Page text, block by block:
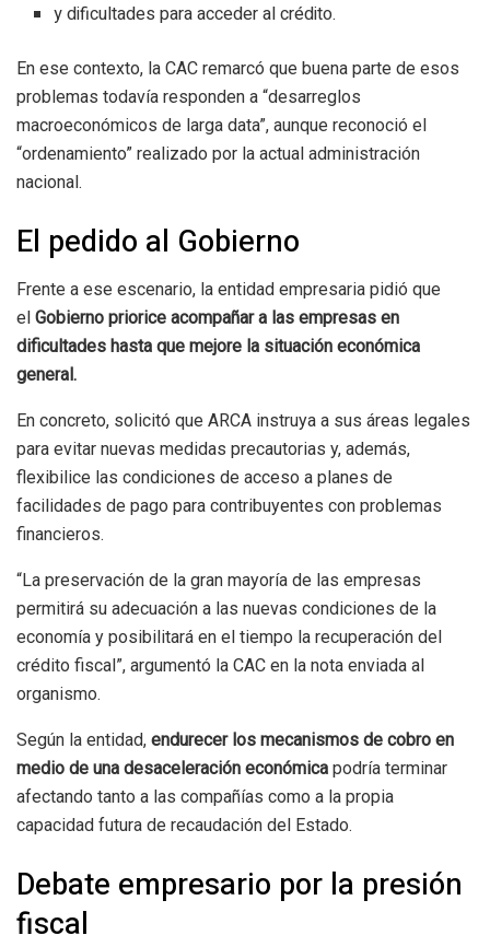
y dificultades para acceder al crédito.
En ese contexto, la CAC remarcó que buena parte de esos
problemas todavía responden a “desarreglos
macroeconómicos de larga data”, aunque reconoció el
“ordenamiento” realizado por la actual administración
nacional.
El pedido al Gobierno
Frente a ese escenario, la entidad empresaria pidió que
el Gobierno priorice acompañar a las empresas en
dificultades hasta que mejore la situación económica
general.
En concreto, solicitó que ARCA instruya a sus áreas legales
para evitar nuevas medidas precautorias y, además,
flexibilice las condiciones de acceso a planes de
facilidades de pago para contribuyentes con problemas
financieros.
“La preservación de la gran mayoría de las empresas
permitirá su adecuación a las nuevas condiciones de la
economía y posibilitará en el tiempo la recuperación del
crédito fiscal”, argumentó la CAC en la nota enviada al
organismo.
Según la entidad, endurecer los mecanismos de cobro en
medio de una desaceleración económica podría terminar
afectando tanto a las compañías como a la propia
capacidad futura de recaudación del Estado.
Debate empresario por la presión
fiscal